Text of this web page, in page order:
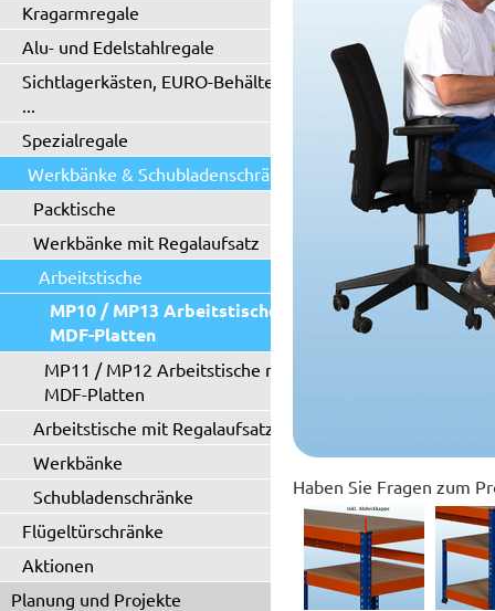
Kragarmregale
Alu- und Edelstahlregale
Sichtlagerkästen, EURO-Behälter
...
Spezialregale
Werkbänke & Schubladenschränke
Packtische
Werkbänke mit Regalaufsatz
Arbeitstische
MP10 / MP13 Arbeitstische mit
MDF-Platten
MP11 / MP12 Arbeitstische mit
MDF-Platten
Arbeitstische mit Regalaufsatz
Werkbänke
Schubladenschränke
Flügeltürschränke
Aktionen
Planung und Projekte
Haben Sie Fragen zum